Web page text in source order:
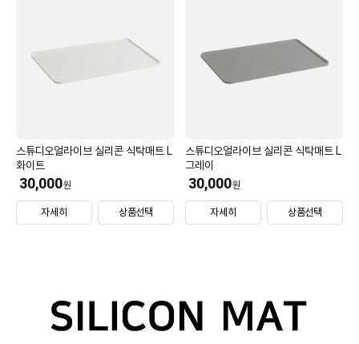
스튜디오얼라이브 실리콘 식탁매트 L
화이트
30,000원
자세히 상품선택
스튜디오얼라이브 실리콘 식탁매트 L
그레이
30,000원
자세히 상품선택